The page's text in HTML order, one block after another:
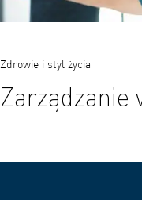
Zdrowie i styl życia
Zarządzanie